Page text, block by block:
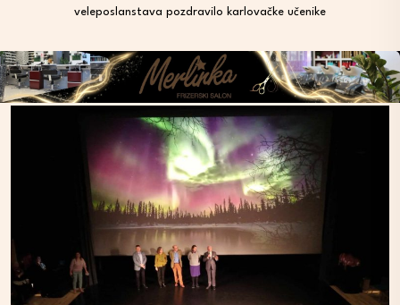
veleposlanstava pozdravilo karlovačke učenike